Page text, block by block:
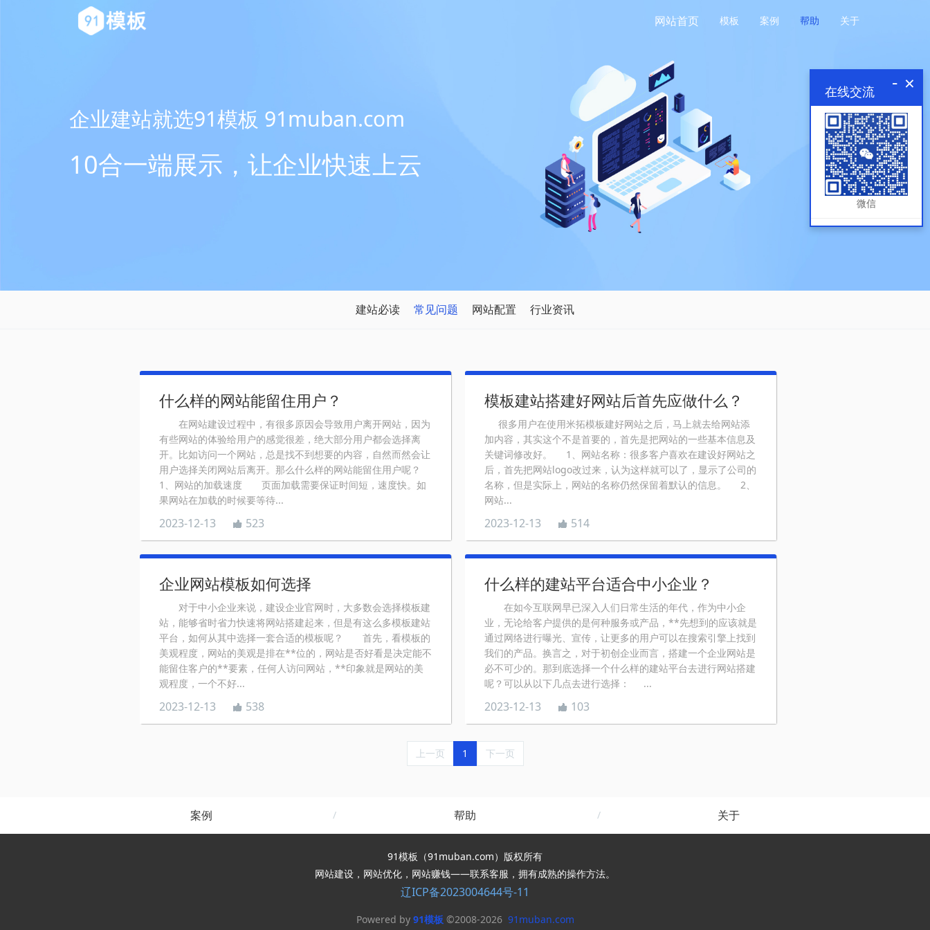
网站首页 模板 案例 帮助 关于
企业建站就选91模板 91muban.com
10合一端展示，让企业快速上云
建站必读 常见问题 网站配置 行业资讯
什么样的网站能留住用户？
在网站建设过程中，有很多原因会导致用户离开网站，因为
有些网站的体验给用户的感觉很差，绝大部分用户都会选择离
开。比如访问一个网站，总是找不到想要的内容，自然而然会让
用户选择关闭网站后离开。那么什么样的网站能留住用户呢？
1、网站的加载速度 页面加载需要保证时间短，速度快。如
果网站在加载的时候要等待...
2023-12-13 523
模板建站搭建好网站后首先应做什么？
很多用户在使用米拓模板建好网站之后，马上就去给网站添
加内容，其实这个不是首要的，首先是把网站的一些基本信息及
关键词修改好。 1、网站名称：很多客户喜欢在建设好网站之
后，首先把网站logo改过来，认为这样就可以了，显示了公司的
名称，但是实际上，网站的名称仍然保留着默认的信息。 2、
网站...
2023-12-13 514
企业网站模板如何选择
对于中小企业来说，建设企业官网时，大多数会选择模板建
站，能够省时省力快速将网站搭建起来，但是有这么多模板建站
平台，如何从其中选择一套合适的模板呢？ 首先，看模板的
美观程度，网站的美观是排在**位的，网站是否好看是决定能不
能留住客户的**要素，任何人访问网站，**印象就是网站的美
观程度，一个不好...
2023-12-13 538
什么样的建站平台适合中小企业？
在如今互联网早已深入人们日常生活的年代，作为中小企
业，无论给客户提供的是何种服务或产品，**先想到的应该就是
通过网络进行曝光、宣传，让更多的用户可以在搜索引擎上找到
我们的产品。换言之，对于初创企业而言，搭建一个企业网站是
必不可少的。那到底选择一个什么样的建站平台去进行网站搭建
呢？可以从以下几点去进行选择： ...
2023-12-13 103
上一页 1 下一页
案例 帮助 关于
91模板（91muban.com）版权所有
网站建设，网站优化，网站赚钱——联系客服，拥有成熟的操作方法。
辽ICP备2023004644号-11
Powered by 91模板 ©2008-2026 91muban.com
×
-
在线交流
微信